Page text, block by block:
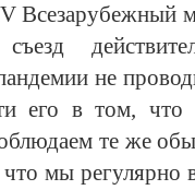
Всезарубежный
не
его в том, что
те же
мы регулярно
Свидетельство